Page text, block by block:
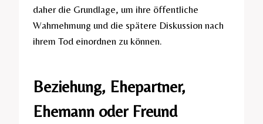
daher die Grundlage, um ihre öffentliche
Wahrnehmung und die spätere Diskussion nach
ihrem Tod einordnen zu können.
Beziehung, Ehepartner,
Ehemann oder Freund